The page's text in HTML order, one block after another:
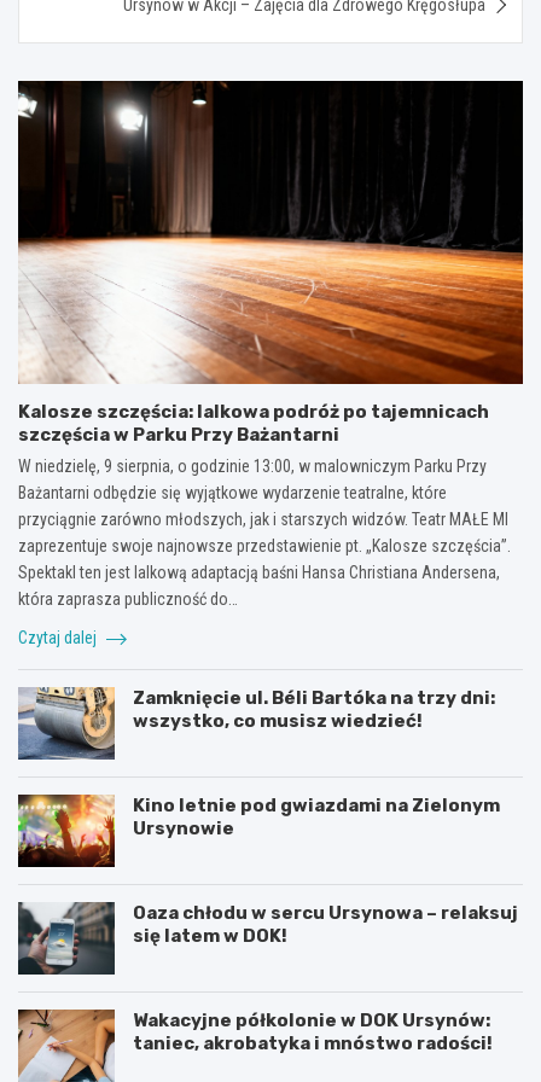
Ursynów w Akcji – Zajęcia dla Zdrowego Kręgosłupa
Kalosze szczęścia: lalkowa podróż po tajemnicach
szczęścia w Parku Przy Bażantarni
W niedzielę, 9 sierpnia, o godzinie 13:00, w malowniczym Parku Przy
Bażantarni odbędzie się wyjątkowe wydarzenie teatralne, które
przyciągnie zarówno młodszych, jak i starszych widzów. Teatr MAŁE MI
zaprezentuje swoje najnowsze przedstawienie pt. „Kalosze szczęścia”.
Spektakl ten jest lalkową adaptacją baśni Hansa Christiana Andersena,
która zaprasza publiczność do…
Czytaj dalej
Zamknięcie ul. Béli Bartóka na trzy dni:
wszystko, co musisz wiedzieć!
Kino letnie pod gwiazdami na Zielonym
Ursynowie
Oaza chłodu w sercu Ursynowa – relaksuj
się latem w DOK!
Wakacyjne półkolonie w DOK Ursynów:
taniec, akrobatyka i mnóstwo radości!